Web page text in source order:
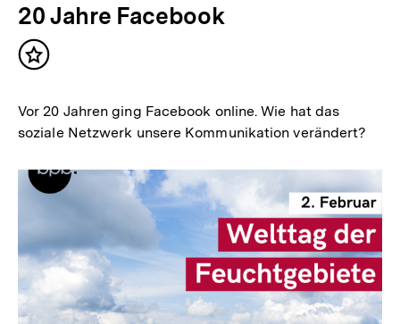
20 Jahre Facebook
Inhalt
Vor 20 Jahren ging Facebook online. Wie hat das
soziale Netzwerk unsere Kommunikation verändert?